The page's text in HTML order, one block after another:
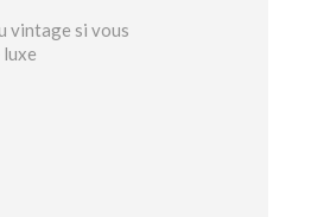
vintage si vous
luxe